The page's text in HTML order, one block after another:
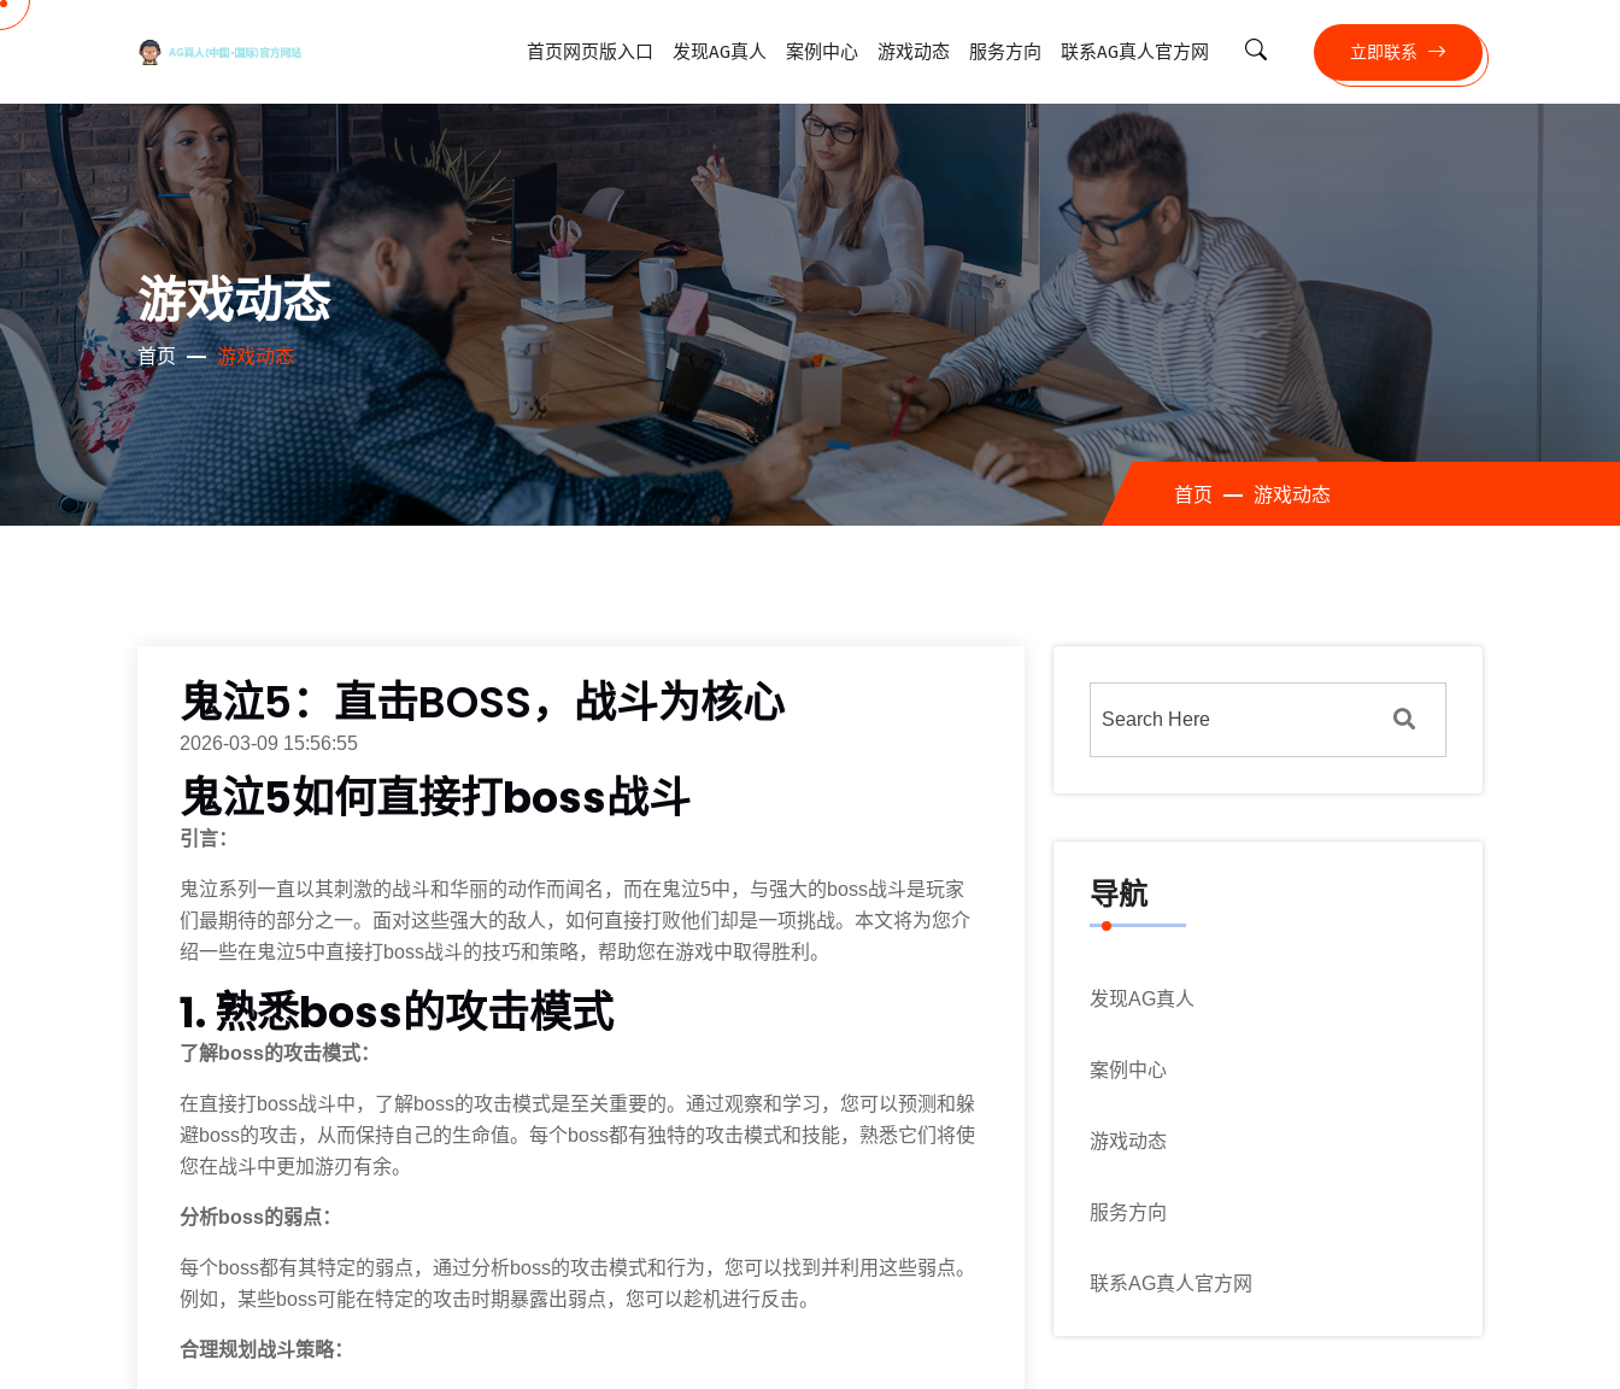
首页网页版入口 发现AG真人 案例中心 游戏动态 服务方向 联系AG真人官方网 立即联系
游戏动态
首页 游戏动态
首页 游戏动态
鬼泣5：直击BOSS，战斗为核心
2026-03-09 15:56:55
鬼泣5如何直接打boss战斗
引言：
鬼泣系列一直以其刺激的战斗和华丽的动作而闻名，而在鬼泣5中，与强大的boss战斗是玩家
们最期待的部分之一。面对这些强大的敌人，如何直接打败他们却是一项挑战。本文将为您介
绍一些在鬼泣5中直接打boss战斗的技巧和策略，帮助您在游戏中取得胜利。
1. 熟悉boss的攻击模式
了解boss的攻击模式：
在直接打boss战斗中，了解boss的攻击模式是至关重要的。通过观察和学习，您可以预测和躲
避boss的攻击，从而保持自己的生命值。每个boss都有独特的攻击模式和技能，熟悉它们将使
您在战斗中更加游刃有余。
分析boss的弱点：
每个boss都有其特定的弱点，通过分析boss的攻击模式和行为，您可以找到并利用这些弱点。
例如，某些boss可能在特定的攻击时期暴露出弱点，您可以趁机进行反击。
合理规划战斗策略：
导航
发现AG真人
案例中心
游戏动态
服务方向
联系AG真人官方网